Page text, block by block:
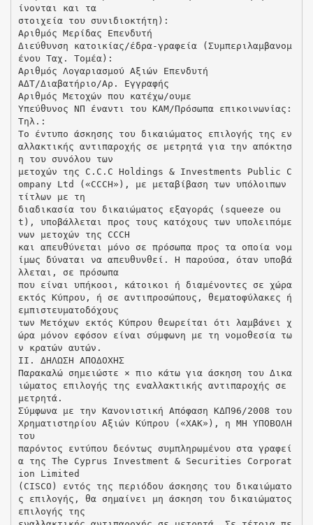
ίνονται και τα
στοιχεία του συνιδιοκτήτη):
Αριθμός Μερίδας Επενδυτή
Διεύθυνση κατοικίας/έδρα-γραφεία (Συμπεριλαμβανομ
ένου Ταχ. Τομέα):
Αριθμός Λογαριασμού Αξιών Επενδυτή
ΑΔΤ/Διαβατήριο/Αρ. Εγγραφής
Αριθμός Μετοχών που κατέχω/ουμε
Υπεύθυνος ΝΠ έναντι του ΚΑΜ/Πρόσωπα επικοινωνίας:
Τηλ.:
Το έντυπο άσκησης του δικαιώματος επιλογής της εν
αλλακτικής αντιπαροχής σε μετρητά για την απόκτησ
η του συνόλου των
μετοχών της C.C.C Holdings & Investments Public C
ompany Ltd («CCCH»), με μεταβίβαση των υπόλοιπων
τίτλων με τη
διαδικασία του δικαιώματος εξαγοράς (squeeze ou
t), υποβάλλεται προς τους κατόχους των υπολειπόμε
νων μετοχών της CCCH
και απευθύνεται μόνο σε πρόσωπα προς τα οποία νομ
ίμως δύναται να απευθυνθεί. Η παρούσα, όταν υποβά
λλεται, σε πρόσωπα
που είναι υπήκοοι, κάτοικοι ή διαμένοντες σε χώρα
εκτός Κύπρου, ή σε αντιπροσώπους, θεματοφύλακες ή
εμπιστευματοδόχους
των Μετόχων εκτός Κύπρου θεωρείται ότι λαμβάνει χ
ώρα μόνον εφόσον είναι σύμφωνη με τη νομοθεσία τω
ν κρατών αυτών.
ΙΙ. ΔΗΛΩΣΗ ΑΠΟΔΟΧΗΣ
Παρακαλώ σημειώστε × πιο κάτω για άσκηση του Δικα
ιώματος επιλογής της εναλλακτικής αντιπαροχής σε
μετρητά.
Σύμφωνα με την Κανονιστική Απόφαση ΚΔΠ96/2008 του
Χρηματιστηρίου Αξιών Κύπρου («ΧΑΚ»), η ΜΗ ΥΠΟΒΟΛΗ
του
παρόντος εντύπου δεόντως συμπληρωμένου στα γραφεί
α της Τhe Cyprus Investment & Securities Corporat
ion Limited
(CISCO) εντός της περιόδου άσκησης του δικαιώματο
ς επιλογής, θα σημαίνει μη άσκηση του δικαιώματος
επιλογής της